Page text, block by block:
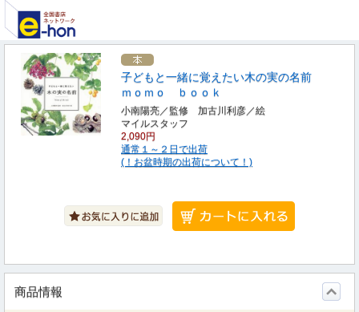
子どもと一緒に覚えたい木の実の名前
ｍｏｍｏ ｂｏｏｋ
小南陽亮／監修 加古川利彦／絵
マイルスタッフ
2,090円
通常１～２日で出荷
(！お盆時期の出荷について！)
商品情報